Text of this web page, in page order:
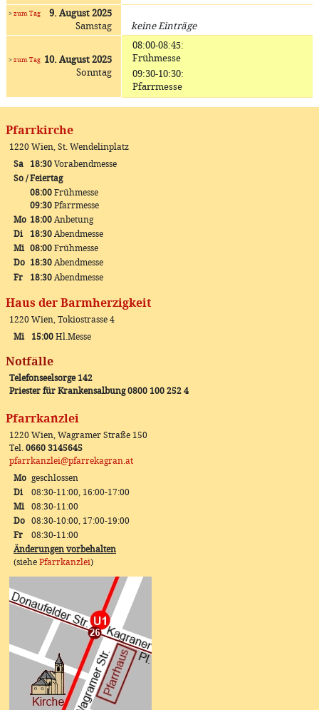
>zum Tag
9. August 2025
Samstag
keine Einträge
>zum Tag 10. August 2025
Sonntag
08:00-08:45:
Frühmesse
09:30-10:30:
Pfarrmesse
Pfarrkirche
1220 Wien, St. Wendelinplatz
Sa
18:30 Vorabendmesse
So / Feiertag
08:00 Frühmesse
09:30 Pfarrmesse
Mo 18:00 Anbetung
Di
18:30 Abendmesse
Mi 08:00 Frühmesse
Do 18:30 Abendmesse
Fr
18:30 Abendmesse
Haus der Barmherzigkeit
1220 Wien, Tokiostrasse 4
Mi
15:00 Hl.Messe
Notfälle
Telefonseelsorge 142
Priester für Krankensalbung 0800 100 252 4
Pfarrkanzlei
1220 Wien, Wagramer Straße 150
Tel. 0660 3145645
pfarrkanzlei@pfarrekagran.at
Mo geschlossen
Di
08:30-11:00, 16:00-17:00
Mi
08:30-11:00
Do
08:30-10:00, 17:00-19:00
Fr
08:30-11:00
Änderungen vorbehalten
(siehe Pfarrkanzlei)